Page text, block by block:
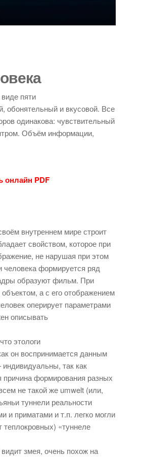
пяти
обонятельный и вкусовой. Все
одинакова: чувствительный
Объём информации,
онлайн PDF
внутреннем мире строит
свойством, которое при
не нарушая при этом
человека формируется ряд
образуют фильм. При
а с его отображением
оперирует параметрами
описывать
этологи
он воспринимается данным
так как
причина формирования разных
не такой же umwelt (или,
туннели реальности
и приматами и т.п. легко могли
«туннеле
змея, очень похож на